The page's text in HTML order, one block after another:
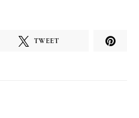
TWEET